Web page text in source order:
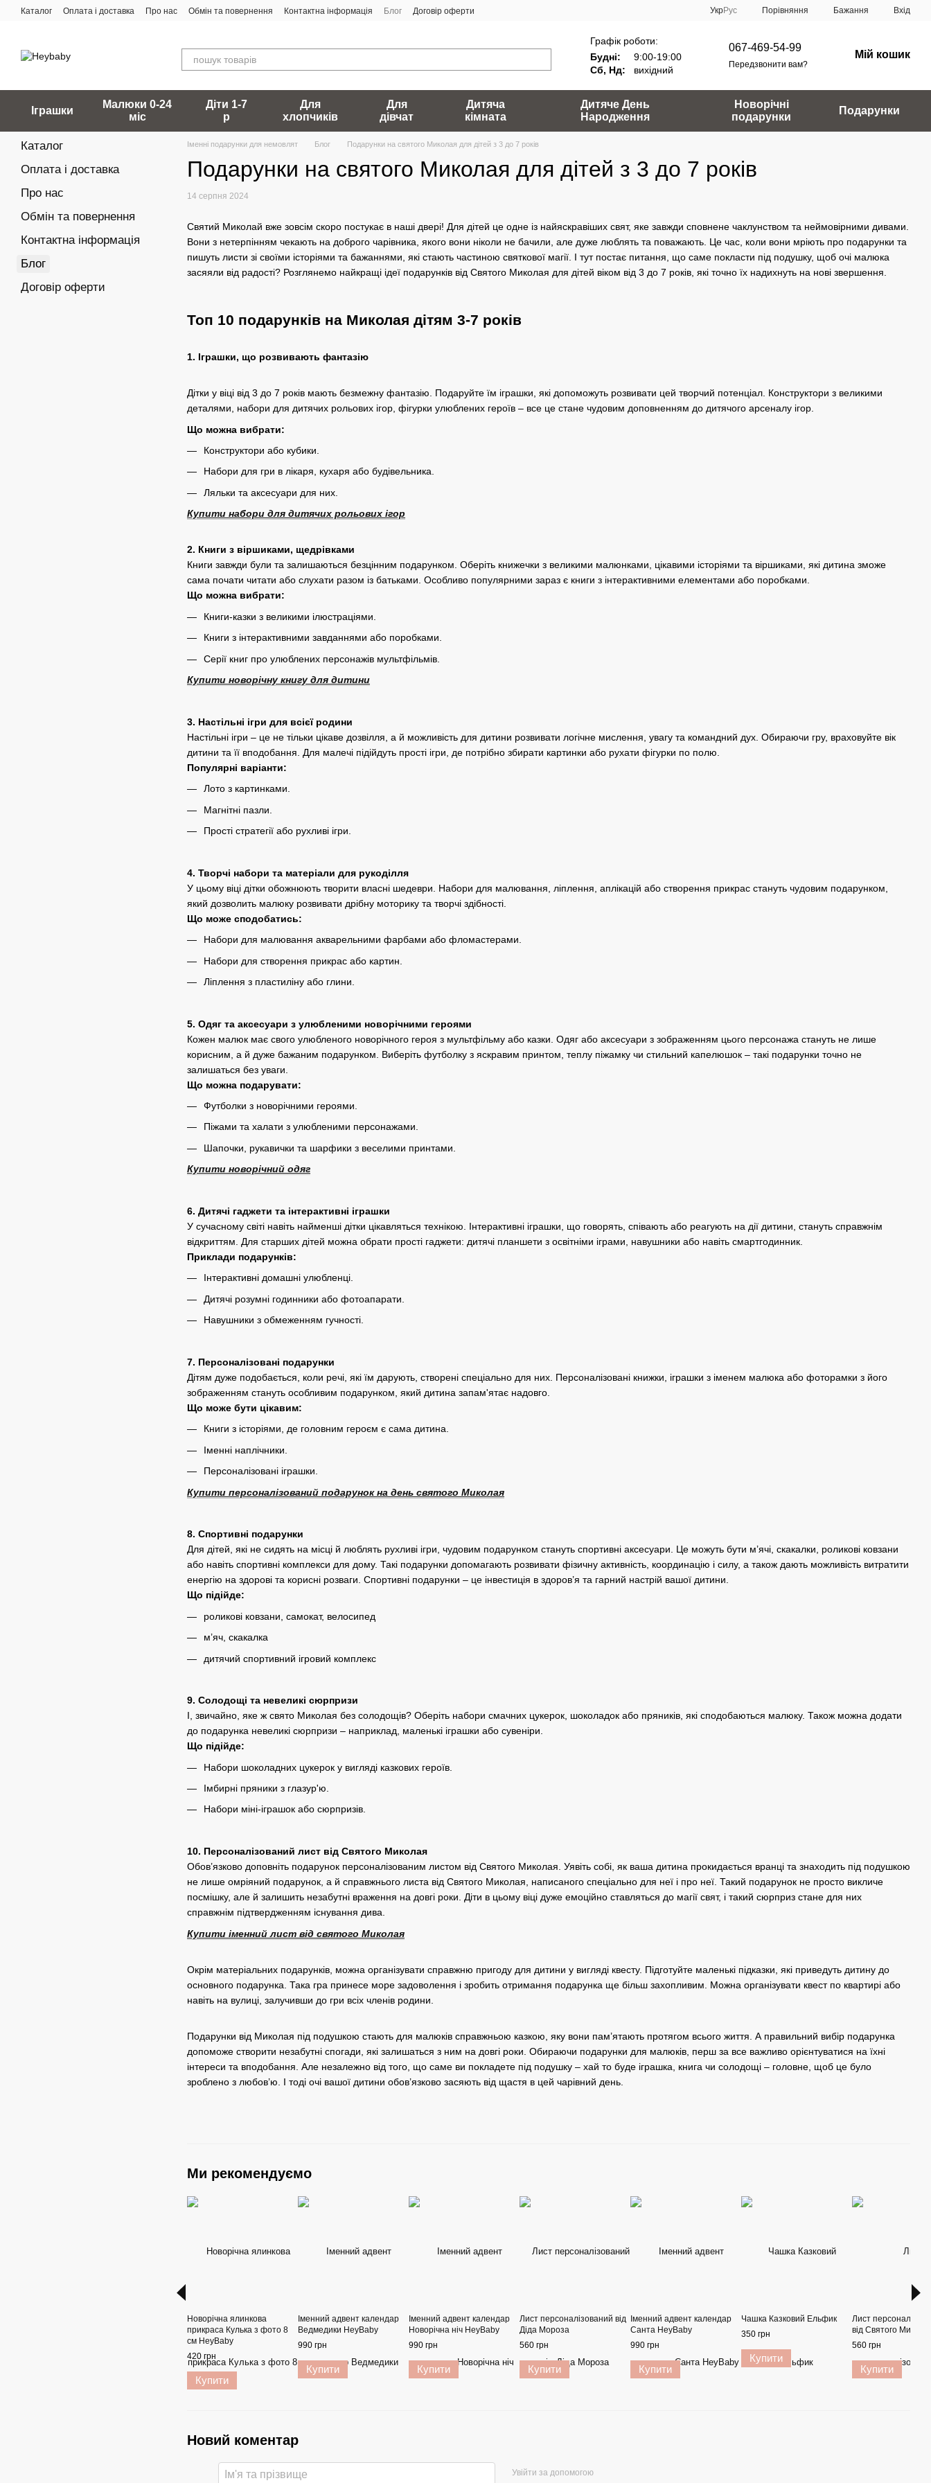
Перейти до основного контенту
Каталог Оплата і доставка Про нас Обмін та повернення Контактна інформація Блог Договір оферти УкрРус Порівняння Бажання Вхід
Графік роботи:
Будні:
9:00-19:00
Сб, Нд:
вихідний
067-469-54-99
Передзвонити вам?
Мій кошик
Іграшки
Малюки 0-24
міс
Діти 1-7
р
Для
хлопчиків
Для
дівчат
Дитяча
кімната
Дитяче День
Народження
Новорічні
подарунки
Подарунки
Іменні подарунки для немовлят Блог Подарунки на святого Миколая для дітей з 3 до 7 років
Подарунки на святого Миколая для дітей з 3 до 7 років
14 серпня 2024
Святий Миколай вже зовсім скоро постукає в наші двері! Для дітей це одне із найяскравіших свят, яке завжди сповнене чаклунством та неймовірними дивами.
Вони з нетерпінням чекають на доброго чарівника, якого вони ніколи не бачили, але дуже люблять та поважають. Це час, коли вони мріють про подарунки та
пишуть листи зі своїми історіями та бажаннями, які стають частиною святкової магії. І тут постає питання, що саме покласти під подушку, щоб очі малюка
засяяли від радості? Розглянемо найкращі ідеї подарунків від Святого Миколая для дітей віком від 3 до 7 років, які точно їх надихнуть на нові звершення.
Топ 10 подарунків на Миколая дітям 3-7 років
1. Іграшки, що розвивають фантазію
Дітки у віці від 3 до 7 років мають безмежну фантазію. Подаруйте їм іграшки, які допоможуть розвивати цей творчий потенціал. Конструктори з великими
деталями, набори для дитячих рольових ігор, фігурки улюблених героїв – все це стане чудовим доповненням до дитячого арсеналу ігор.
Що можна вибрати:
Конструктори або кубики.
Набори для гри в лікаря, кухаря або будівельника.
Ляльки та аксесуари для них.
Купити набори для дитячих рольових ігор
2. Книги з віршиками, щедрівками
Книги завжди були та залишаються безцінним подарунком. Оберіть книжечки з великими малюнками, цікавими історіями та віршиками, які дитина зможе
сама почати читати або слухати разом із батьками. Особливо популярними зараз є книги з інтерактивними елементами або поробками.
Що можна вибрати:
Книги-казки з великими ілюстраціями.
Книги з інтерактивними завданнями або поробками.
Серії книг про улюблених персонажів мультфільмів.
Купити новорічну книгу для дитини
3. Настільні ігри для всієї родини
Настільні ігри – це не тільки цікаве дозвілля, а й можливість для дитини розвивати логічне мислення, увагу та командний дух. Обираючи гру, враховуйте вік
дитини та її вподобання. Для малечі підійдуть прості ігри, де потрібно збирати картинки або рухати фігурки по полю.
Популярні варіанти:
Лото з картинками.
Магнітні пазли.
Прості стратегії або рухливі ігри.
4. Творчі набори та матеріали для рукоділля
У цьому віці дітки обожнюють творити власні шедеври. Набори для малювання, ліплення, аплікацій або створення прикрас стануть чудовим подарунком,
який дозволить малюку розвивати дрібну моторику та творчі здібності.
Що може сподобатись:
Набори для малювання акварельними фарбами або фломастерами.
Набори для створення прикрас або картин.
Ліплення з пластиліну або глини.
5. Одяг та аксесуари з улюбленими новорічними героями
Кожен малюк має свого улюбленого новорічного героя з мультфільму або казки. Одяг або аксесуари з зображенням цього персонажа стануть не лише
корисним, а й дуже бажаним подарунком. Виберіть футболку з яскравим принтом, теплу піжамку чи стильний капелюшок – такі подарунки точно не
залишаться без уваги.
Що можна подарувати:
Футболки з новорічними героями.
Піжами та халати з улюбленими персонажами.
Шапочки, рукавички та шарфики з веселими принтами.
Купити новорічний одяг
6. Дитячі гаджети та інтерактивні іграшки
У сучасному світі навіть найменші дітки цікавляться технікою. Інтерактивні іграшки, що говорять, співають або реагують на дії дитини, стануть справжнім
відкриттям. Для старших дітей можна обрати прості гаджети: дитячі планшети з освітніми іграми, навушники або навіть смартгодинник.
Приклади подарунків:
Інтерактивні домашні улюбленці.
Дитячі розумні годинники або фотоапарати.
Навушники з обмеженням гучності.
7. Персоналізовані подарунки
Дітям дуже подобається, коли речі, які їм дарують, створені спеціально для них. Персоналізовані книжки, іграшки з іменем малюка або фоторамки з його
зображенням стануть особливим подарунком, який дитина запам'ятає надовго.
Що може бути цікавим:
Книги з історіями, де головним героєм є сама дитина.
Іменні наплічники.
Персоналізовані іграшки.
Купити персоналізований подарунок на день святого Миколая
8. Спортивні подарунки
Для дітей, які не сидять на місці й люблять рухливі ігри, чудовим подарунком стануть спортивні аксесуари. Це можуть бути м’ячі, скакалки, роликові ковзани
або навіть спортивні комплекси для дому. Такі подарунки допомагають розвивати фізичну активність, координацію і силу, а також дають можливість витратити
енергію на здорові та корисні розваги. Спортивні подарунки – це інвестиція в здоров’я та гарний настрій вашої дитини.
Що підійде:
роликові ковзани, самокат, велосипед
м’яч, скакалка
дитячий спортивний ігровий комплекс
9. Солодощі та невеликі сюрпризи
І, звичайно, яке ж свято Миколая без солодощів? Оберіть набори смачних цукерок, шоколадок або пряників, які сподобаються малюку. Також можна додати
до подарунка невеликі сюрпризи – наприклад, маленькі іграшки або сувеніри.
Що підійде:
Набори шоколадних цукерок у вигляді казкових героїв.
Імбирні пряники з глазур'ю.
Набори міні-іграшок або сюрпризів.
10. Персоналізований лист від Святого Миколая
Обов’язково доповніть подарунок персоналізованим листом від Святого Миколая. Уявіть собі, як ваша дитина прокидається вранці та знаходить під подушкою
не лише омріяний подарунок, а й справжнього листа від Святого Миколая, написаного спеціально для неї і про неї. Такий подарунок не просто викличе
посмішку, але й залишить незабутні враження на довгі роки. Діти в цьому віці дуже емоційно ставляться до магії свят, і такий сюрприз стане для них
справжнім підтвердженням існування дива.
Купити іменний лист від святого Миколая
Окрім матеріальних подарунків, можна організувати справжню пригоду для дитини у вигляді квесту. Підготуйте маленькі підказки, які приведуть дитину до
основного подарунка. Така гра принесе море задоволення і зробить отримання подарунка ще більш захопливим. Можна організувати квест по квартирі або
навіть на вулиці, залучивши до гри всіх членів родини.
Подарунки від Миколая під подушкою стають для малюків справжньою казкою, яку вони пам’ятають протягом всього життя. А правильний вибір подарунка
допоможе створити незабутні спогади, які залишаться з ним на довгі роки. Обираючи подарунки для малюків, перш за все важливо орієнтуватися на їхні
інтереси та вподобання. Але незалежно від того, що саме ви покладете під подушку – хай то буде іграшка, книга чи солодощі – головне, щоб це було
зроблено з любов’ю. І тоді очі вашої дитини обов’язково засяють від щастя в цей чарівний день.
Ми рекомендуємо
Новорічна ялинкова
прикраса Кулька з фото 8
см HeyBaby
420 грн
Купити
Іменний адвент календар
Ведмедики HeyBaby
990 грн
Купити
Іменний адвент календар
Новорічна ніч HeyBaby
990 грн
Купити
Лист персоналізований від
Діда Мороза
560 грн
Купити
Іменний адвент календар
Санта HeyBaby
990 грн
Купити
Чашка Казковий Ельфик
350 грн
Купити
Лист
від Святого
560 грн
Купити
Новий коментар
Увійти за допомогою
Каталог
Оплата і доставка
Про нас
Обмін та повернення
Контактна інформація
Блог
Договір оферти